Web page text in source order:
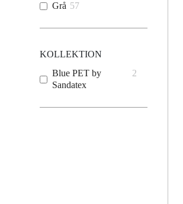
Grå 57
KOLLEKTION
Blue PET by
Sandatex
2